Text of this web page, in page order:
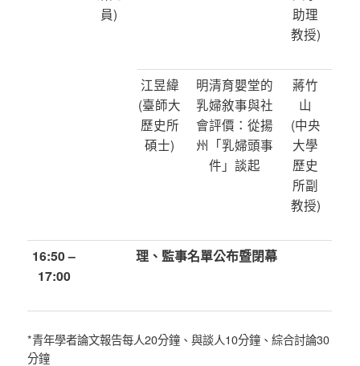
員)
助理
教授)
江昱緯
(臺師大
歷史所
碩士)
明清育嬰堂的
乳婦敘事與社
會評價：從揚
州「乳婦頭事
件」談起
蔣竹
山
(中央
大學
歷史
所副
教授)
16:50 –
17:00
理、監事名單公布暨閉幕
*青年學者論文報告每人20分鐘、與談人10分鐘、綜合討論30
分鐘